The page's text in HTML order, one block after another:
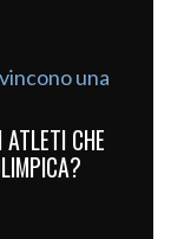
CHE